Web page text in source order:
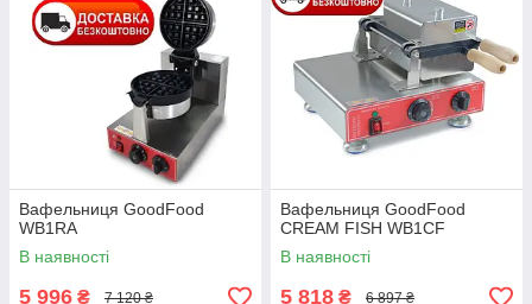
Вафельниця GoodFood
WB1RA
В наявності
5 996 ₴ 7 120 ₴
Вафельниця GoodFood
CREAM FISH WB1CF
В наявності
5 818 ₴ 6 897 ₴